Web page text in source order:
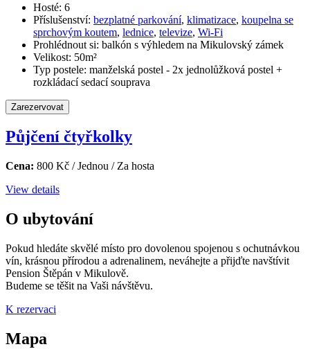
Hosté: 6
Příslušenství: bezplatné parkování, klimatizace, koupelna se
sprchovým koutem, lednice, televize, Wi-Fi
Prohlédnout si: balkón s výhledem na Mikulovský zámek
Velikost: 50m²
Typ postele: manželská postel - 2x jednolůžková postel +
rozkládací sedací souprava
Zarezervovat
Půjčení čtyřkolky
Cena: 800 Kč / Jednou / Za hosta
View details
O ubytování
Pokud hledáte skvělé místo pro dovolenou spojenou s ochutnávkou
vín, krásnou přírodou a adrenalinem, neváhejte a přijďte navštívit
Pension Štěpán v Mikulově.
Budeme se těšit na Vaši návštěvu.
K rezervaci
Mapa